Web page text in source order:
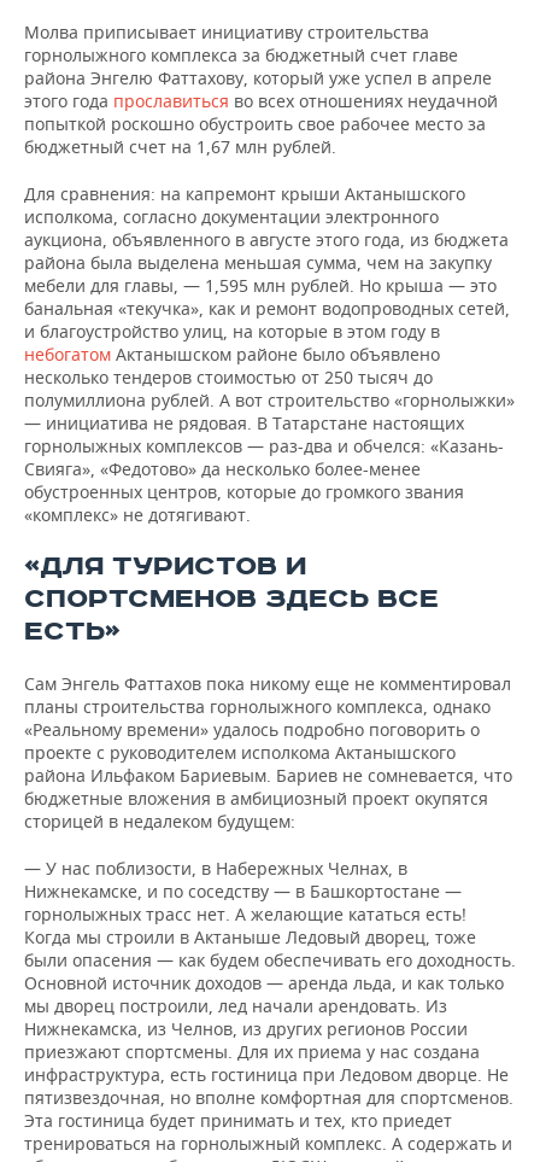
ФИГУРНОЕ КАТАНИЕ
ВОДНЫЕ ВИДЫ СПОРТА
ХОККЕЙ С МЯЧОМ
МЕДИЦИНА
ОБРАЗОВАНИЕ
ПРОИСШЕСТВИЯ
Молва приписывает инициативу строительства
горнолыжного комплекса за бюджетный счет главе
района Энгелю Фаттахову, который уже успел в апреле
этого года прославиться во всех отношениях неудачной
попыткой роскошно обустроить свое рабочее место за
бюджетный счет на 1,67 млн рублей.
Для сравнения: на капремонт крыши Актанышского
исполкома, согласно документации электронного
аукциона, объявленного в августе этого года, из бюджета
района была выделена меньшая сумма, чем на закупку
мебели для главы, — 1,595 млн рублей. Но крыша — это
банальная «текучка», как и ремонт водопроводных сетей,
и благоустройство улиц, на которые в этом году в
небогатом Актанышском районе было объявлено
несколько тендеров стоимостью от 250 тысяч до
полумиллиона рублей. А вот строительство «горнолыжки»
— инициатива не рядовая. В Татарстане настоящих
горнолыжных комплексов — раз-два и обчелся: «Казань-
Свияга», «Федотово» да несколько более-менее
обустроенных центров, которые до громкого звания
«комплекс» не дотягивают.
«ДЛЯ ТУРИСТОВ И
СПОРТСМЕНОВ ЗДЕСЬ ВСЕ
ЕСТЬ»
Сам Энгель Фаттахов пока никому еще не комментировал
планы строительства горнолыжного комплекса, однако
«Реальному времени» удалось подробно поговорить о
проекте с руководителем исполкома Актанышского
района Ильфаком Бариевым. Бариев не сомневается, что
бюджетные вложения в амбициозный проект окупятся
сторицей в недалеком будущем:
— У нас поблизости, в Набережных Челнах, в
Нижнекамске, и по соседству — в Башкортостане —
горнолыжных трасс нет. А желающие кататься есть!
Когда мы строили в Актаныше Ледовый дворец, тоже
были опасения — как будем обеспечивать его доходность.
Основной источник доходов — аренда льда, и как только
мы дворец построили, лед начали арендовать. Из
Нижнекамска, из Челнов, из других регионов России
приезжают спортсмены. Для их приема у нас создана
инфраструктура, есть гостиница при Ледовом дворце. Не
пятизвездочная, но вполне комфортная для спортсменов.
Эта гостиница будет принимать и тех, кто приедет
тренироваться на горнолыжный комплекс. А содержать и